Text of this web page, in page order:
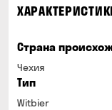
Страна
Чехия
Тип
Witbier